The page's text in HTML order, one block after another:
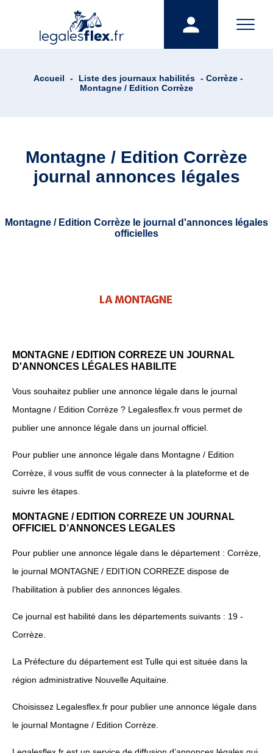
Accueil - Liste des journaux habilités - Corrèze -
Montagne / Edition Corrèze
Montagne / Edition Corrèze
journal annonces légales
Montagne / Edition Corrèze le journal d'annonces légales
officielles
MONTAGNE / EDITION CORREZE UN JOURNAL
D'ANNONCES LÉGALES HABILITE
Vous souhaitez publier une annonce légale dans le journal
Montagne / Edition Corrèze ? Legalesflex.fr vous permet de
publier une annonce légale dans un journal officiel.
Pour publier une annonce légale dans Montagne / Edition
Corrèze, il vous suffit de vous connecter à la plateforme et de
suivre les étapes.
MONTAGNE / EDITION CORREZE UN JOURNAL
OFFICIEL D’ANNONCES LEGALES
Pour publier une annonce légale dans le département : Corrèze,
le journal MONTAGNE / EDITION CORREZE dispose de
l’habilitation à publier des annonces légales.
Ce journal est habilité dans les départements suivants : 19 -
Corrèze.
La Préfecture du département est Tulle qui est située dans la
région administrative Nouvelle Aquitaine.
Choisissez Legalesflex.fr pour publier une annonce légale dans
le journal Montagne / Edition Corrèze.